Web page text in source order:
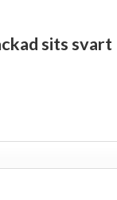
sits svart